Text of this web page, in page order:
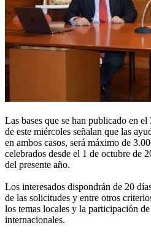
Las bases que se han publicado en
de este miércoles señalan que las
en ambos casos, será máximo de
celebrados desde el 1 de octubre de
del presente año.
Los interesados dispondrán de 20
de las solicitudes y entre otros
los temas locales y la participación
internacionales.